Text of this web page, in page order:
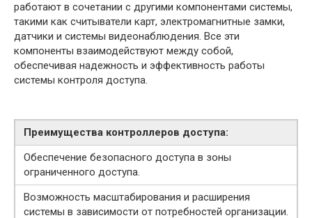
работают в сочетании с другими компонентами системы,
такими как считыватели карт, электромагнитные замки,
датчики и системы видеонаблюдения. Все эти
компоненты взаимодействуют между собой,
обеспечивая надежность и эффективность работы
системы контроля доступа.
Преимущества контроллеров доступа:
Обеспечение безопасного доступа в зоны
ограниченного доступа.
Возможность масштабирования и расширения
системы в зависимости от потребностей организации.